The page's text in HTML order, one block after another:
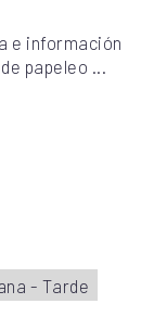
e información
papeleo ...
- Tarde